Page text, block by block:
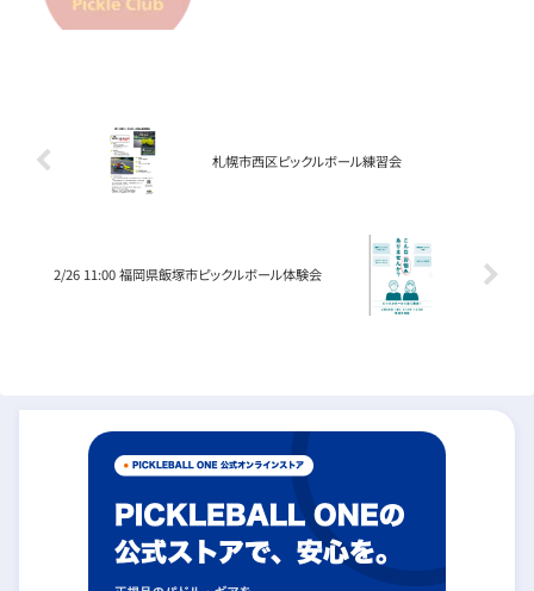
札幌市西区ピックルボール練習会
2/26 11:00 福岡県飯塚市ピックルボール体験会